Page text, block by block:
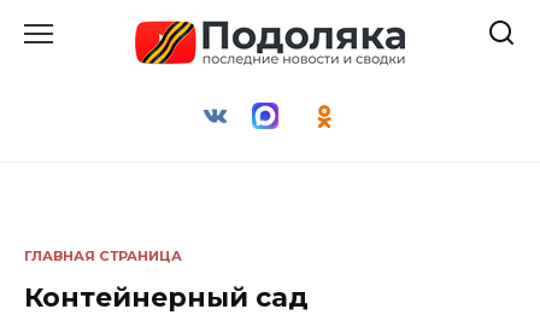
ГЛАВНАЯ СТРАНИЦА
Контейнерный сад